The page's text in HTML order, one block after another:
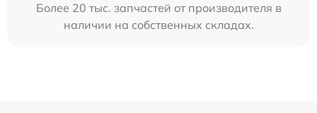
Более 20 тыс. запчастей от производителя в
наличии на собственных складах.